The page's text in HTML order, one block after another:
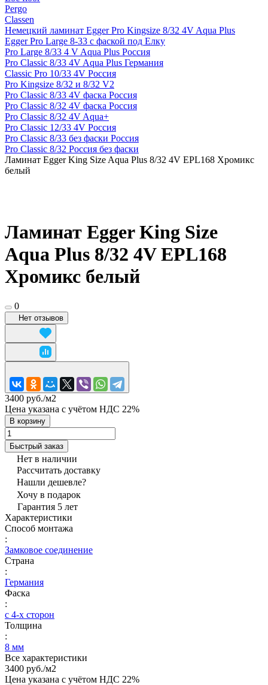
Pergo
Classen
Немецкий ламинат Egger Pro Kingsize 8/32 4V Aqua Plus
Egger Pro Large 8-33 с фаской под Елку
Pro Large 8/33 4 V Aqua Plus Россия
Pro Classic 8/33 4V Aqua Plus Германия
Classic Pro 10/33 4V Россия
Pro Kingsize 8/32 и 8/32 V2
Pro Classic 8/33 4V фаска Россия
Pro Classic 8/32 4V фаска Россия
Pro Classic 8/32 4V Aqua+
Pro Classic 12/33 4V Россия
Pro Classic 8/33 без фаски Россия
Pro Classic 8/32 Россия без фаски
Ламинат Egger King Size Aqua Plus 8/32 4V EPL168 Хромикс
белый
Ламинат Egger King Size
Aqua Plus 8/32 4V EPL168
Хромикс белый
0
Нет отзывов
3400 руб./м2
Цена указана с учётом НДС 22%
В корзину
Быстрый заказ
Нет в наличии
Рассчитать доставку
Нашли дешевле?
Хочу в подарок
Гарантия 5 лет
Характеристики
Способ монтажа
:
Замковое соединение
Страна
:
Германия
Фаска
:
с 4-х сторон
Толщина
:
8 мм
Все характеристики
3400 руб./м2
Цена указана с учётом НДС 22%